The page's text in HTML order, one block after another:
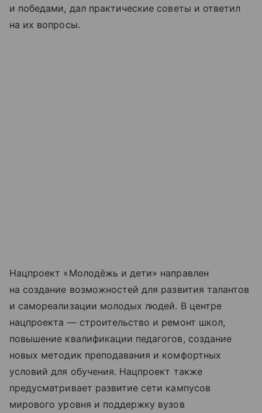
и победами, дал практические советы и ответил
на их вопросы.
Нацпроект «Молодёжь и дети» направлен
на создание возможностей для развития талантов
и самореализации молодых людей. В центре
нацпроекта — строительство и ремонт школ,
повышение квалификации педагогов, создание
новых методик преподавания и комфортных
условий для обучения. Нацпроект также
предусматривает развитие сети кампусов
мирового уровня и поддержку вузов